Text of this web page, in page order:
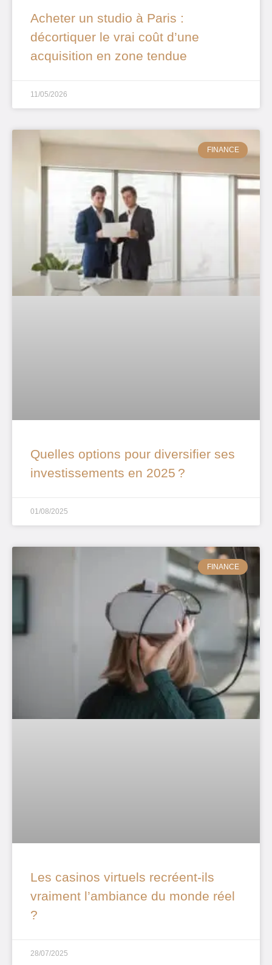
Acheter un studio à Paris :
décortiquer le vrai coût d’une
acquisition en zone tendue
11/05/2026
FINANCE
Quelles options pour diversifier ses
investissements en 2025 ?
01/08/2025
FINANCE
Les casinos virtuels recréent-ils
vraiment l’ambiance du monde réel
?
28/07/2025